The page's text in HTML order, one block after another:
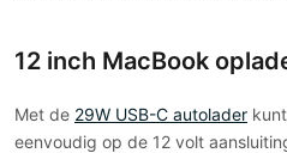
12 inch MacBook
Met de 29W USB-C autolader
eenvoudig op de 12 volt